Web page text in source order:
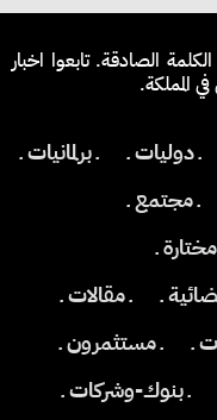
الصادقة. تابعوا اخبار
المملكة.
ـ دوليات ـ
ـ برلمانيات ـ
ـ مجتمع ـ
ـ
ـ
ـ مقالات ـ
ـ
ـ مستثمرون ـ
ـ بنوك-وشركات ـ